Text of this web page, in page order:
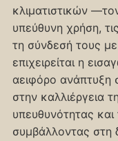
κλιματιστικών
υπεύθυνη χρήση,
τη σύνδεσή τους
επιχειρείται η
αειφόρο ανάπτυξη
στην καλλιέργεια
υπευθυνότητας και
συμβάλλοντας στη